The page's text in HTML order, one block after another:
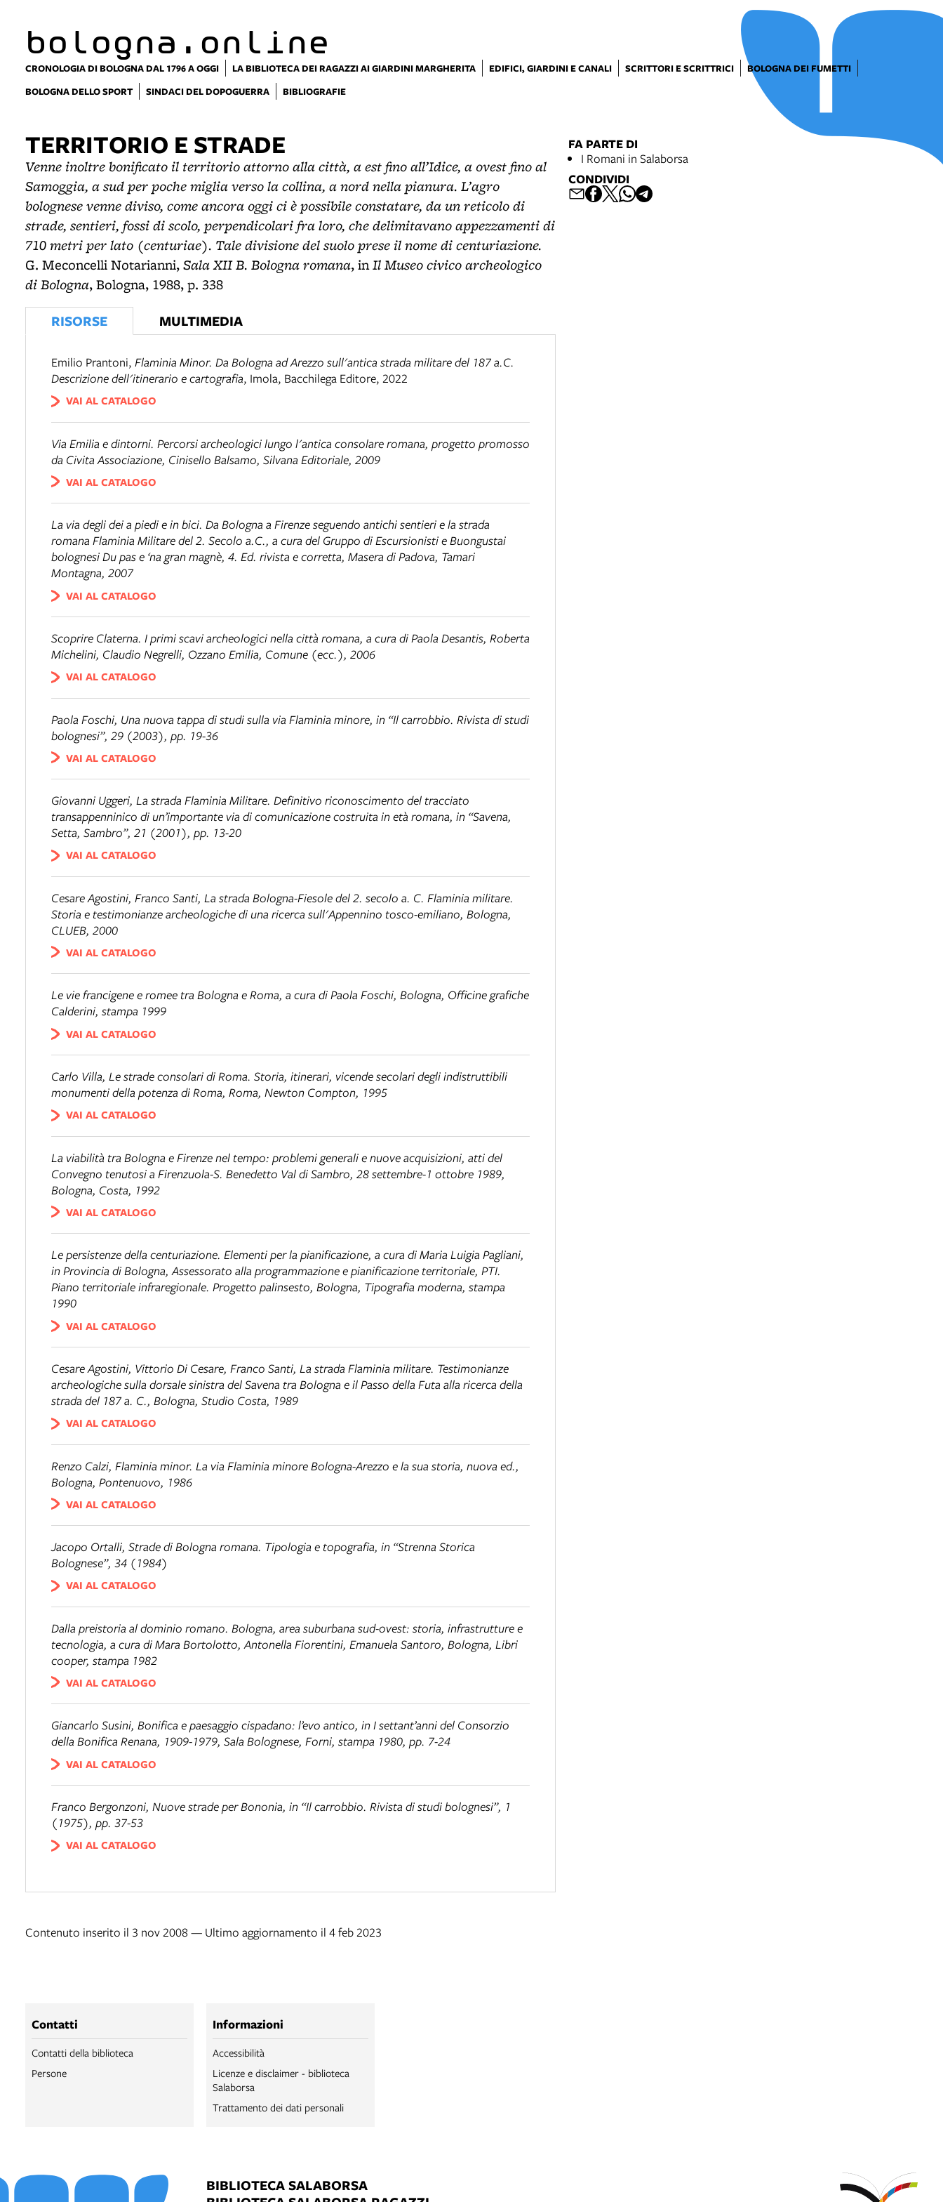
bologna.online
CRONOLOGIA DI BOLOGNA DAL 1796 A OGGI LA BIBLIOTECA DEI RAGAZZI AI GIARDINI MARGHERITA EDIFICI, GIARDINI E CANALI SCRITTORI E SCRITTRICI
BOLOGNA DEI FUMETTI
BOLOGNA DELLO SPORT
SINDACI DEL DOPOGUERRA BIBLIOGRAFIE
TERRITORIO E STRADE
Venne inoltre bonificato il territorio attorno alla città, a est fino all’Idice, a ovest fino al
Samoggia, a sud per poche miglia verso la collina, a nord nella pianura. L’agro
bolognese venne diviso, come ancora oggi ci è possibile constatare, da un reticolo di
strade, sentieri, fossi di scolo, perpendicolari fra loro, che delimitavano appezzamenti di
710 metri per lato (centuriae). Tale divisione del suolo prese il nome di centuriazione.
G. Meconcelli Notarianni,Sala XII B. Bologna romana, inIl Museo civico archeologico
di Bologna, Bologna, 1988, p. 338
RISORSE MULTIMEDIA
Emilio Prantoni, Flaminia Minor. Da Bologna ad Arezzo sull'antica strada militare del 187 a.C.
Descrizione dell'itinerario e cartografia, Imola, Bacchilega Editore, 2022
VAI AL CATALOGO
Via Emilia e dintorni. Percorsi archeologici lungo l'antica consolare romana, progetto promosso
da Civita Associazione, Cinisello Balsamo, Silvana Editoriale, 2009
VAI AL CATALOGO
La via degli dei a piedi e in bici. Da Bologna a Firenze seguendo antichi sentieri e la strada
romana Flaminia Militare del 2. Secolo a.C., a cura del Gruppo di Escursionisti e Buongustai
bolognesi Du pas e ‘na gran magnè, 4. Ed. rivista e corretta, Masera di Padova, Tamari
Montagna, 2007
VAI AL CATALOGO
Scoprire Claterna. I primi scavi archeologici nella città romana, a cura di Paola Desantis, Roberta
Michelini, Claudio Negrelli, Ozzano Emilia, Comune (ecc.), 2006
VAI AL CATALOGO
Paola Foschi, Una nuova tappa di studi sulla via Flaminia minore, in “Il carrobbio. Rivista di studi
bolognesi”, 29 (2003), pp. 19-36
VAI AL CATALOGO
Giovanni Uggeri, La strada Flaminia Militare. Definitivo riconoscimento del tracciato
transappenninico di un’importante via di comunicazione costruita in età romana, in “Savena,
Setta, Sambro”, 21 (2001), pp. 13-20
VAI AL CATALOGO
Cesare Agostini, Franco Santi, La strada Bologna-Fiesole del 2. secolo a. C. Flaminia militare.
Storia e testimonianze archeologiche di una ricerca sull'Appennino tosco-emiliano, Bologna,
CLUEB, 2000
VAI AL CATALOGO
Le vie francigene e romee tra Bologna e Roma, a cura di Paola Foschi, Bologna, Officine grafiche
Calderini, stampa 1999
VAI AL CATALOGO
Carlo Villa, Le strade consolari di Roma. Storia, itinerari, vicende secolari degli indistruttibili
monumenti della potenza di Roma, Roma, Newton Compton, 1995
VAI AL CATALOGO
La viabilità tra Bologna e Firenze nel tempo: problemi generali e nuove acquisizioni, atti del
Convegno tenutosi a Firenzuola-S. Benedetto Val di Sambro, 28 settembre-1 ottobre 1989,
Bologna, Costa, 1992
VAI AL CATALOGO
Le persistenze della centuriazione. Elementi per la pianificazione, a cura di Maria Luigia Pagliani,
in Provincia di Bologna, Assessorato alla programmazione e pianificazione territoriale, PTI.
Piano territoriale infraregionale. Progetto palinsesto, Bologna, Tipografia moderna, stampa
1990
VAI AL CATALOGO
Cesare Agostini, Vittorio Di Cesare, Franco Santi, La strada Flaminia militare. Testimonianze
archeologiche sulla dorsale sinistra del Savena tra Bologna e il Passo della Futa alla ricerca della
strada del 187 a. C., Bologna, Studio Costa, 1989
VAI AL CATALOGO
Renzo Calzi, Flaminia minor. La via Flaminia minore Bologna-Arezzo e la sua storia, nuova ed.,
Bologna, Pontenuovo, 1986
VAI AL CATALOGO
Jacopo Ortalli, Strade di Bologna romana. Tipologia e topografia, in “Strenna Storica
Bolognese”, 34 (1984)
VAI AL CATALOGO
Dalla preistoria al dominio romano. Bologna, area suburbana sud-ovest: storia, infrastrutture e
tecnologia, a cura di Mara Bortolotto, Antonella Fiorentini, Emanuela Santoro, Bologna, Libri
cooper, stampa 1982
VAI AL CATALOGO
Giancarlo Susini, Bonifica e paesaggio cispadano: l’evo antico, inI settant’anni del Consorzio
della Bonifica Renana, 1909-1979, Sala Bolognese, Forni, stampa 1980, pp. 7-24
VAI AL CATALOGO
Franco Bergonzoni, Nuove strade per Bononia, in “Il carrobbio. Rivista di studi bolognesi”, 1
(1975), pp. 37-53
VAI AL CATALOGO
Contenuto inserito il 3 nov 2008 — Ultimo aggiornamento il 4 feb 2023
FA PARTE DI
I Romani in Salaborsa
CONDIVIDI
Contatti
Contatti della biblioteca
Persone
Informazioni
Accessibilità
Licenze e disclaimer - biblioteca
Salaborsa
Trattamento dei dati personali
BIBLIOTECA SALABORSA